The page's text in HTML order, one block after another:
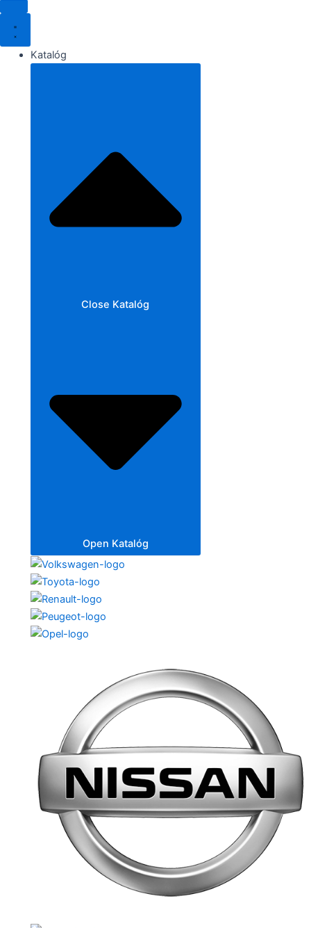
Katalóg
Close Katalóg
Open Katalóg